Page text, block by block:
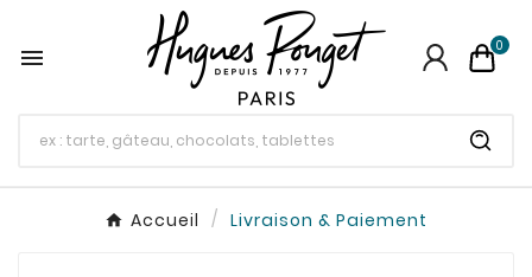
 0
Accueil Livraison & Paiement